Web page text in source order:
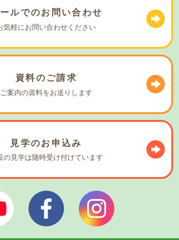
ルでのお問い合わせ
気軽にお問い合わせください
資料のご請求
ご案内の資料をお送りします
見学のお申込み
の見学は随時受け付けています
ぼやあ樹Youtube シェルパフェイスブック